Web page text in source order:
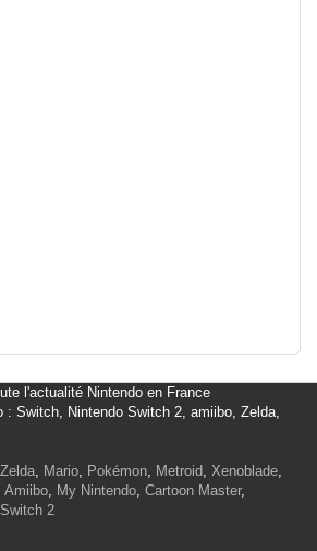
l'actualité Nintendo en France
: Switch, Nintendo Switch 2, amiibo, Zelda,
Zelda, Mario, Pokémon, Metroid, Xenoblade,
Amiibo, My Nintendo, Cartoon Master,
2